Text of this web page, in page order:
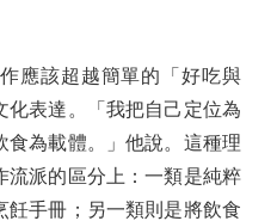
該超越簡單的「好吃與
化表達。「我把自己定位為
食為載體。」他說。這種理
流派的區分上：一類是純粹
飪手冊；另一類則是將飲食